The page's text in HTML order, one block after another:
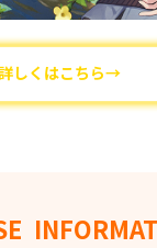
しくはこちら→